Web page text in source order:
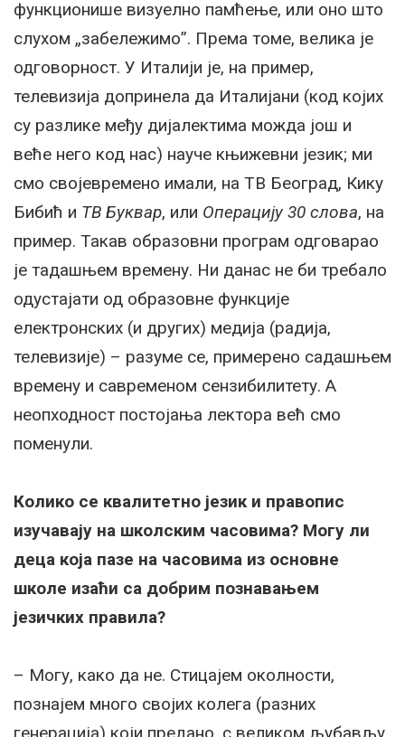
функционише визуелно памћење, или оно што
слухом „забележимо”. Према томе, велика је
одговорност. У Италији је, на пример,
телевизија допринела да Италијани (код којих
су разлике међу дијалектима можда још и
веће него код нас) науче књижевни језик; ми
смо својевремено имали, на ТВ Београд, Кику
Бибић и ТВ Буквар, или Операцију 30 слова, на
пример. Такав образовни програм одговарао
је тадашњем времену. Ни данас не би требало
одустајати од образовне функције
електронских (и других) медија (радија,
телевизије) – разуме се, примерено садашњем
времену и савременом сензибилитету. А
неопходност постојања лектора већ смо
поменули.
Колико се квалитетно језик и правопис
изучавају на школским часовима? Могу ли
деца која пазе на часовима из основне
школе изаћи са добрим познавањем
језичких правила?
– Могу, како да не. Стицајем околности,
познајем много својих колега (разних